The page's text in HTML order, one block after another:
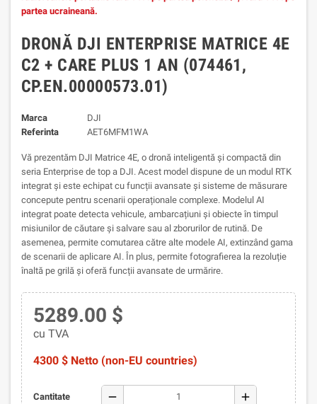
partea ucraineană.
DRONĂ DJI ENTERPRISE MATRICE 4E
C2 + CARE PLUS 1 AN (074461,
CP.EN.00000573.01)
Marca
DJI
Referinta
AET6MFM1WA
Vă prezentăm DJI Matrice 4E, o dronă inteligentă și compactă din
seria Enterprise de top a DJI. Acest model dispune de un modul RTK
integrat și este echipat cu funcții avansate și sisteme de măsurare
concepute pentru scenarii operaționale complexe. Modelul AI
integrat poate detecta vehicule, ambarcațiuni și obiecte în timpul
misiunilor de căutare și salvare sau al zborurilor de rutină. De
asemenea, permite comutarea către alte modele AI, extinzând gama
de scenarii de aplicare AI. În plus, permite fotografierea la rezoluție
înaltă pe grilă și oferă funcții avansate de urmărire.
5289.00 $
cu TVA
4300 $ Netto (non-EU countries)
Cantitate remove add